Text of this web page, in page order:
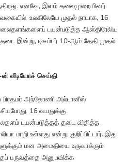
எனவே, இளம் தலைமுறையினர்
உலகிலேயே முதல் நாடாக, 16
பயன்படுத்த ஆஸ்திரேலிய
இன்று, டிசம்பர் 10-ஆம் தேதி முதல்
வீடியோச் செய்தி
பிரதமர் அந்தோணி அல்பானீஸ்
16 வயதுக்கு
பயன்படுத்தத் தடை விதித்த,
மாறி உள்ளது என்று குறிப்பிட்டார். இது
மன அமைதியை உருவாக்கும்
பருவத்தை அனுபவிக்க